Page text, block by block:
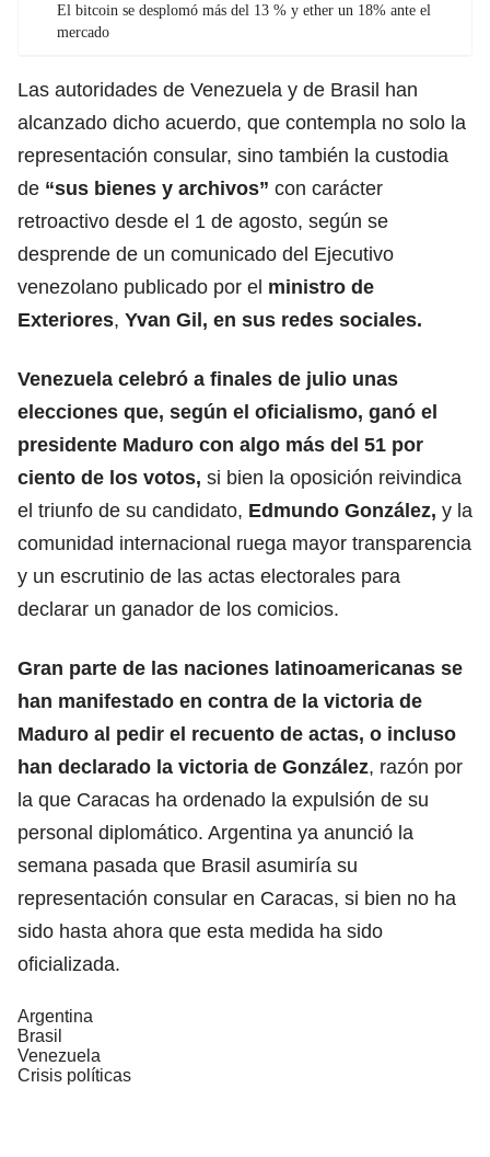
El bitcoin se desplomó más del 13 % y ether un 18% ante el
mercado
Las autoridades de Venezuela y de Brasil han
alcanzado dicho acuerdo, que contempla no solo la
representación consular, sino también la custodia
de “sus bienes y archivos” con carácter
retroactivo desde el 1 de agosto, según se
desprende de un comunicado del Ejecutivo
venezolano publicado por el ministro de
Exteriores, Yvan Gil, en sus redes sociales.
Venezuela celebró a finales de julio unas
elecciones que, según el oficialismo, ganó el
presidente Maduro con algo más del 51 por
ciento de los votos, si bien la oposición reivindica
el triunfo de su candidato, Edmundo González, y la
comunidad internacional ruega mayor transparencia
y un escrutinio de las actas electorales para
declarar un ganador de los comicios.
Gran parte de las naciones latinoamericanas se
han manifestado en contra de la victoria de
Maduro al pedir el recuento de actas, o incluso
han declarado la victoria de González, razón por
la que Caracas ha ordenado la expulsión de su
personal diplomático. Argentina ya anunció la
semana pasada que Brasil asumiría su
representación consular en Caracas, si bien no ha
sido hasta ahora que esta medida ha sido
oficializada.
Argentina
Brasil
Venezuela
Crisis políticas